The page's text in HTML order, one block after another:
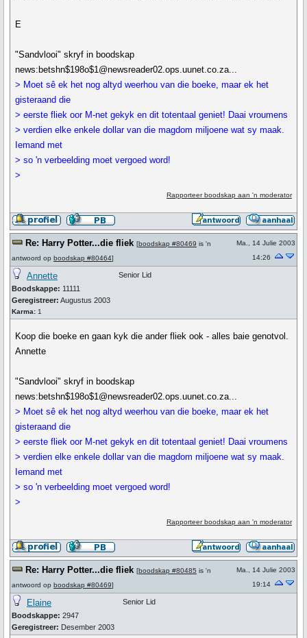
E
"Sandvlooi" skryf in boodskap
news:betshn$198o$1@newsreader02.ops.uunet.co.za...
> Moet sê ek het nog altyd weerhou van die boeke, maar ek het
gisteraand die
> eerste fliek oor M-net gekyk en dit totentaal geniet! Daai vroumens
> verdien elke enkele dollar van die magdom miljoene wat sy maak.
Iemand met
> so 'n verbeelding moet vergoed word!
>
Rapporteer boodskap aan 'n moderator
Re: Harry Potter...die fliek [boodskap #80469 is 'n
antwoord op boodskap #80464]
Ma., 14 Julie 2003
14:26
Annette
Boodskappe: 11111
Geregistreer: Augustus 2003
Karma: 1
Senior Lid
Koop die boeke en gaan kyk die ander fliek ook - alles baie genotvol.
Annette
"Sandvlooi" skryf in boodskap
news:betshn$198o$1@newsreader02.ops.uunet.co.za...
> Moet sê ek het nog altyd weerhou van die boeke, maar ek het
gisteraand die
> eerste fliek oor M-net gekyk en dit totentaal geniet! Daai vroumens
> verdien elke enkele dollar van die magdom miljoene wat sy maak.
Iemand met
> so 'n verbeelding moet vergoed word!
>
Rapporteer boodskap aan 'n moderator
Re: Harry Potter...die fliek [boodskap #80485 is 'n
antwoord op boodskap #80469]
Ma., 14 Julie 2003
19:14
Elaine
Boodskappe: 2947
Geregistreer: Desember 2003
Senior Lid